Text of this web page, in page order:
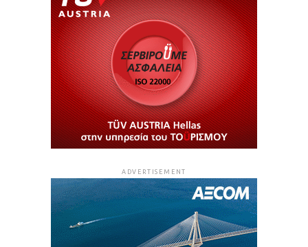
ADVERTISEMENT